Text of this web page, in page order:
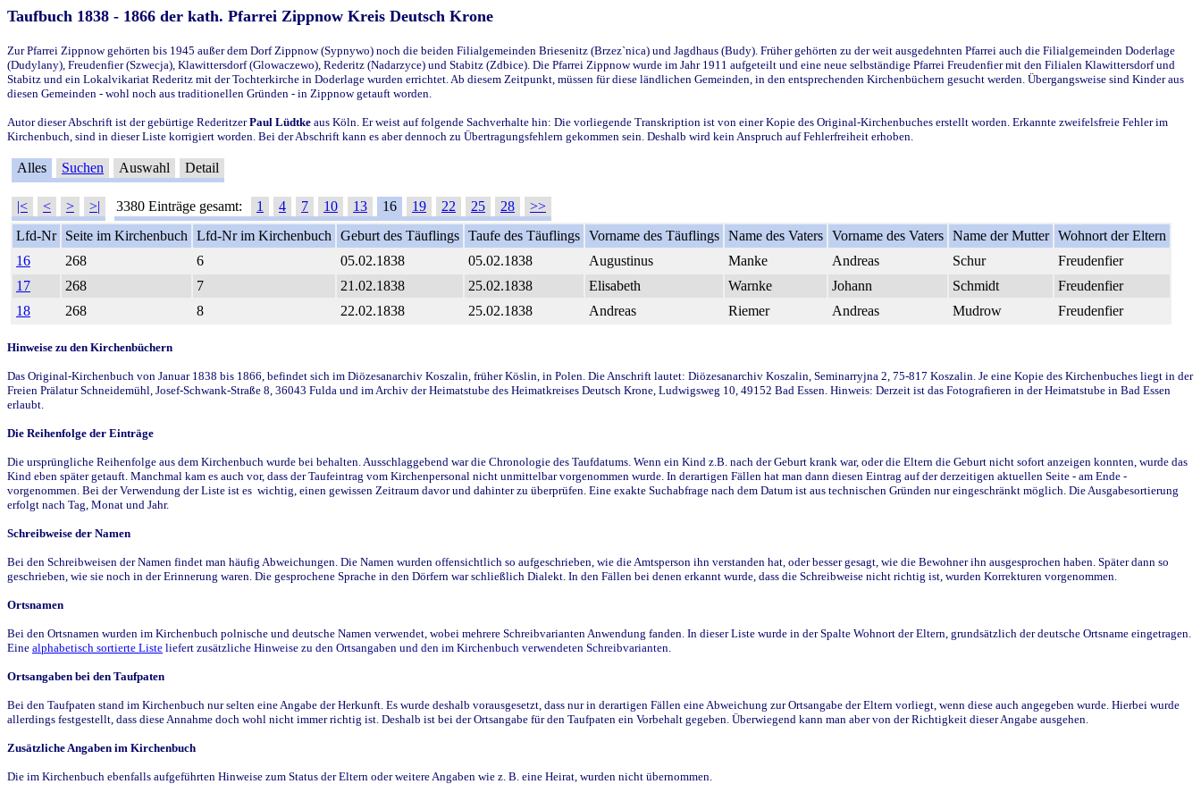
Taufbuch 1838 - 1866 der kath. Pfarrei Zippnow Kreis Deutsch Krone
Zur Pfarrei Zippnow gehörten bis 1945 außer dem Dorf Zippnow (Sypnywo) noch die beiden Filialgemeinden Briesenitz (Brzez`nica) und Jagdhaus (Budy). Früher gehörten zu der weit ausgedehnten Pfarrei auch die Filialgemeinden Doderlage
(Dudylany), Freudenfier (Szwecja), Klawittersdorf (Glowaczewo), Rederitz (Nadarzyce) und Stabitz (Zdbice). Die Pfarrei Zippnow wurde im Jahr 1911 aufgeteilt und eine neue selbständige Pfarrei Freudenfier mit den Filialen Klawittersdorf und
Stabitz und ein Lokalvikariat Rederitz mit der Tochterkirche in Doderlage wurden errichtet. Ab diesem Zeitpunkt, müssen für diese ländlichen Gemeinden, in den entsprechenden Kirchenbüchern gesucht werden. Übergangsweise sind Kinder aus
diesen Gemeinden - wohl noch aus traditionellen Gründen - in Zippnow getauft worden.
Autor dieser Abschrift ist der gebürtige RederitzerPaul Lüdtke aus Köln. Er weist auf folgende Sachverhalte hin: Die vorliegende Transkription ist von einer Kopie des Original-Kirchenbuches erstellt worden. Erkannte zweifelsfreie Fehler im
Kirchenbuch, sind in dieser Liste korrigiert worden. Bei der Abschrift kann es aber dennoch zu Übertragungsfehlern gekommen sein. Deshalb wird kein Anspruch auf Fehlerfreiheit erhoben.
Alles Suchen Auswahl Detail
|< < > >| 3380 Einträge gesamt: 1 4 7 10 13 16 19 22 25 28
>>
Lfd-Nr
Seite im Kirchenbuch Lfd-Nr im Kirchenbuch Geburt des Täuflings Taufe des Täuflings Vorname des Täuflings Name des Vaters Vorname des Vaters Name der Mutter Wohnort der Eltern
16
268 6 05.02.1838 05.02.1838 Augustinus Manke Andreas Schur
Freudenfier
17
268 7 21.02.1838 25.02.1838 Elisabeth Warnke Johann Schmidt
Freudenfier
18
268 8 22.02.1838 25.02.1838 Andreas Riemer Andreas Mudrow Freudenfier
Hinweise zu den Kirchenbüchern
Das Original-Kirchenbuch von Januar 1838 bis 1866, befindet sich im Diözesanarchiv Koszalin, früher Köslin, in Polen. Die Anschrift lautet: Diözesanarchiv Koszalin, Seminarryjna 2, 75-817 Koszalin. Je eine Kopie des Kirchenbuches liegt in der
Freien Prälatur Schneidemühl, Josef-Schwank-Straße 8, 36043 Fulda und im Archiv der Heimatstube des Heimatkreises Deutsch Krone, Ludwigsweg 10, 49152 Bad Essen. Hinweis: Derzeit ist das Fotografieren in der Heimatstube in Bad Essen
erlaubt.
Die Reihenfolge der Einträge
Die ursprüngliche Reihenfolge aus dem Kirchenbuch wurde bei behalten. Ausschlaggebend war die Chronologie des Taufdatums. Wenn ein Kind z.B. nach der Geburt krank war, oder die Eltern die Geburt nicht sofort anzeigen konnten, wurde das
Kind eben später getauft. Manchmal kam es auch vor, dass der Taufeintrag vom Kirchenpersonal nicht unmittelbar vorgenommen wurde. In derartigen Fällen hat man dann diesen Eintrag auf der derzeitigen aktuellen Seite - am Ende -
vorgenommen. Bei der Verwendung der Liste ist es wichtig, einen gewissen Zeitraum davor und dahinter zu überprüfen. Eine exakte Suchabfrage nach dem Datum ist aus technischen Gründen nur eingeschränkt möglich. Die Ausgabesortierung
erfolgt nach Tag, Monat und Jahr.
Schreibweise der Namen
Bei den Schreibweisen der Namen findet man häufig Abweichungen. Die Namen wurden offensichtlich so aufgeschrieben, wie die Amtsperson ihn verstanden hat, oder besser gesagt, wie die Bewohner ihn ausgesprochen haben. Später dann so
geschrieben, wie sie noch in der Erinnerung waren. Die gesprochene Sprache in den Dörfern war schließlich Dialekt. In den Fällen bei denen erkannt wurde, dass die Schreibweise nicht richtig ist, wurden Korrekturen vorgenommen.
Ortsnamen
Bei den Ortsnamen wurden im Kirchenbuch polnische und deutsche Namen verwendet, wobei mehrere Schreibvarianten Anwendung fanden. In dieser Liste wurde in der Spalte Wohnort der Eltern, grundsätzlich der deutsche Ortsname eingetragen.
Eine alphabetisch sortierte Liste liefert zusätzliche Hinweise zu den Ortsangaben und den im Kirchenbuch verwendeten Schreibvarianten.
Ortsangaben bei den Taufpaten
Bei den Taufpaten stand im Kirchenbuch nur selten eine Angabe der Herkunft. Es wurde deshalb vorausgesetzt, dass nur in derartigen Fällen eine Abweichung zur Ortsangabe der Eltern vorliegt, wenn diese auch angegeben wurde. Hierbei wurde
allerdings festgestellt, dass diese Annahme doch wohl nicht immer richtig ist. Deshalb ist bei der Ortsangabe für den Taufpaten ein Vorbehalt gegeben. Überwiegend kann man aber von der Richtigkeit dieser Angabe ausgehen.
Zusätzliche Angaben im Kirchenbuch
Die im Kirchenbuch ebenfalls aufgeführten Hinweise zum Status der Eltern oder weitere Angaben wie z. B. eine Heirat, wurden nicht übernommen.